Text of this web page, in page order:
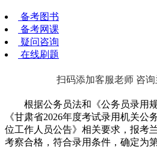
备考图书
备考网课
疑问咨询
在线刷题
扫码添加客服老师 咨
根据公务员法和《公务员录用规
《甘肃省2026年度考试录用机关公
位工作人员公告》相关要求，报考
考察合格，符合录用条件，确定为